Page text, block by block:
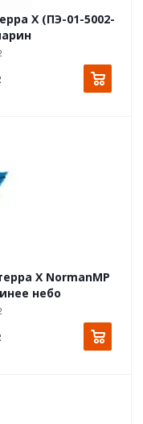
X (ПЭ-01-5002-
X NormanMP
небо